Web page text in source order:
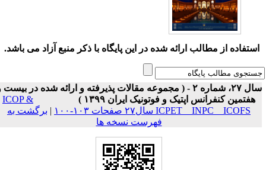
استفاده از مطالب ارائه شده در این پایگاه با ذکر منبع آزاد می باشد.
سال ۲۷، شماره ۲ - ( مجموعه مقالات پذیرفته و ارائه شده در بیست و
هفتمین کنفرانس اپتیک و فوتونیک ایران ۱۳۹۹ )
ICOP &
ICPET _ INPC _ ICOFS سال۲۷ صفحات ۱۰۳-۱۰۰
| برگشت به
فهرست نسخه ها